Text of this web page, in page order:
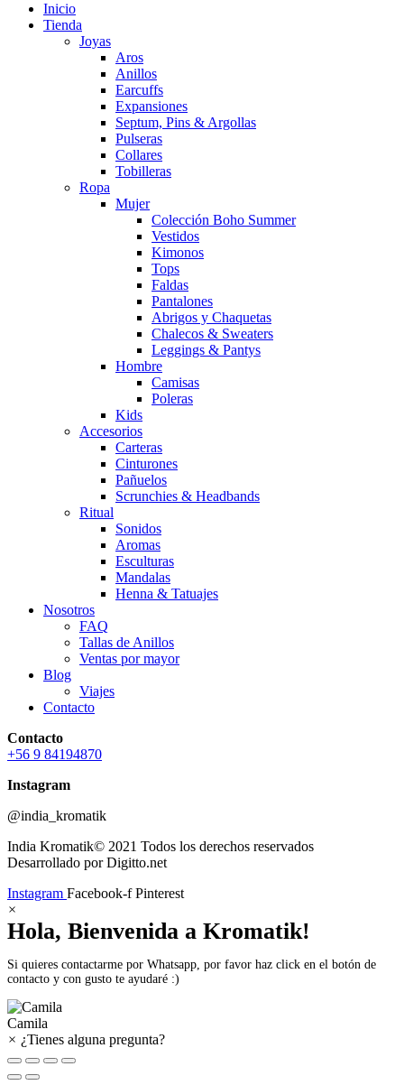
Inicio
Tienda
Joyas
Aros
Anillos
Earcuffs
Expansiones
Septum, Pins & Argollas
Pulseras
Collares
Tobilleras
Ropa
Mujer
Colección Boho Summer
Vestidos
Kimonos
Tops
Faldas
Pantalones
Abrigos y Chaquetas
Chalecos & Sweaters
Leggings & Pantys
Hombre
Camisas
Poleras
Kids
Accesorios
Carteras
Cinturones
Pañuelos
Scrunchies & Headbands
Ritual
Sonidos
Aromas
Esculturas
Mandalas
Henna & Tatuajes
Nosotros
FAQ
Tallas de Anillos
Ventas por mayor
Blog
Viajes
Contacto
Contacto
+56 9 84194870
Instagram
@india_kromatik
India Kromatik© 2021 Todos los derechos reservados
Desarrollado por Digitto.net
Instagram Facebook-f Pinterest
×
Hola, Bienvenida a Kromatik!
Si quieres contactarme por Whatsapp, por favor haz click en el botón de
contacto y con gusto te ayudaré :)
Camila
× ¿Tienes alguna pregunta?